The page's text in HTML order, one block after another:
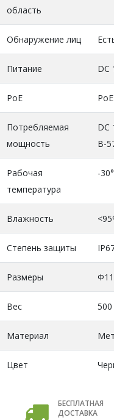
область
Обнаружение лиц
Питание DC
PoE
Потребляемая
мощность
DC
В-
Рабочая
температура
-
Влажность
Степень защиты
Размеры
Вес 500
Материал
Цвет
БЕСПЛАТНАЯ
ДОСТАВКА